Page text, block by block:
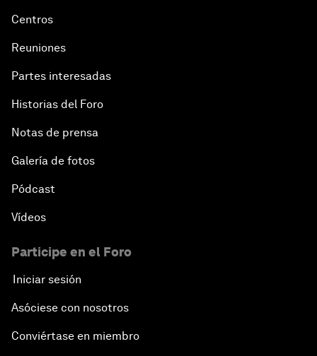
Centros
Reuniones
Partes interesadas
Historias del Foro
Notas de prensa
Galería de fotos
Pódcast
Vídeos
Participe en el Foro
Iniciar sesión
Asóciese con nosotros
Conviértase en miembro